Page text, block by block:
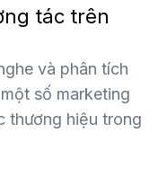
tác trên
và phân tích
số marketing
thương hiệu trong